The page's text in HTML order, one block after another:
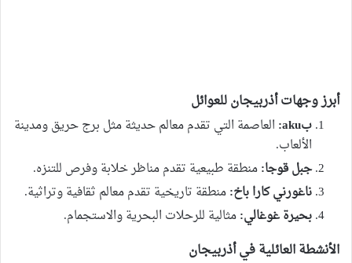
أبرز وجهات أذربيجان للعوائل
بaku:
العاصمة التي تقدم معالم حديثة مثل برج حريق ومدينة
الألعاب.
جبل قوجا:منطقة طبيعية تقدم مناظر خلابة وفرص للتنزه.
ناغورني كارا باخ:منطقة تاريخية تقدم معالم ثقافية وتراثية.
بحيرة غوغالي:مثالية للرحلات البحرية والاستجمام.
الأنشطة العائلية في أذربيجان